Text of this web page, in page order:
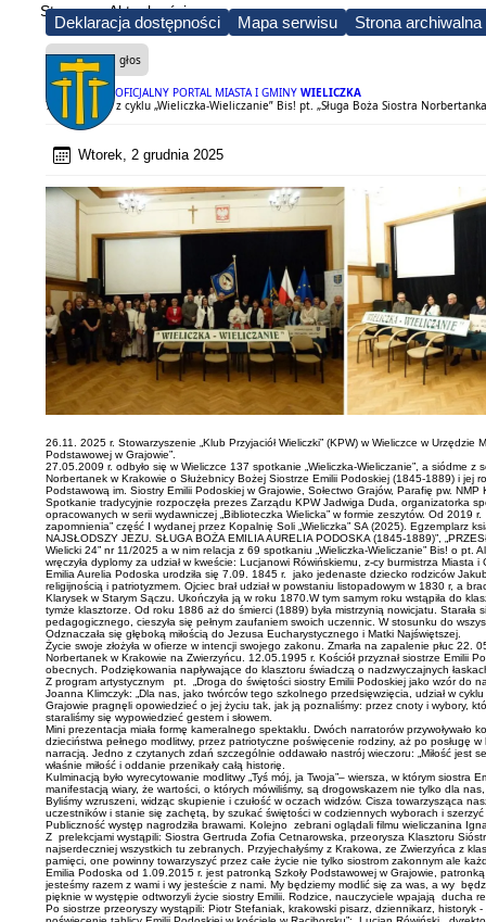
Deklaracja dostępności Mapa serwisu Strona archiwalna
OFICJALNY PORTAL MIASTA I GMINY WIELICZKA
Strona Aktualności
Czytaj na głos
70 spotkanie z cyklu „Wieliczka-Wieliczanie” Bis! pt. „Sługa Boża Siostra
Wtorek, 2 grudnia 2025
26.11. 2025 r. Stowarzyszenie „Klub Przyjaciół Wieliczki” (KPW) w Wieliczce w
Podstawowej w Grajowie”.
27.05.2009 r. odbyło się w Wieliczce 137 spotkanie „Wieliczka-Wieliczanie”, a siódme
Norbertanek w Krakowie o Służebnicy Bożej Siostrze Emilii Podoskiej (1845-1889) i jej
Podstawową im. Siostry Emilii Podoskiej w Grajowie, Sołectwo Grajów, Parafię pw.
Spotkanie tradycyjnie rozpoczęła prezes Zarządu KPW Jadwiga Duda, organizatorka
opracowanych w serii wydawniczej „Biblioteczka Wielicka” w formie zeszytów. Od
zapomnienia” część I wydanej przez Kopalnię Soli „Wieliczka” SA (2025). Egzemplarz
NAJSŁODSZY JEZU. SŁUGA BOŻA EMILIA AURELIA PODOSKA (1845-1889)”,
Wielicki 24” nr 11/2025 a w nim relacja z 69 spotkaniu „Wieliczka-Wieliczanie” Bis! o
wręczyła dyplomy za udział w kweście: Lucjanowi Rówińskiemu, z-cy burmistrza
Emilia Aurelia Podoska urodziła się 7.09. 1845 r. jako jedenaste dziecko rodziców
religijnością i patriotyzmem. Ojciec brał udział w powstaniu listopadowym w 1830 r, a
Klarysek w Starym Sączu. Ukończyła ją w roku 1870.W tym samym roku wstąpiła do
tymże klasztorze. Od roku 1886 aż do śmierci (1889) była mistrzynią nowicjatu.
pedagogicznego, cieszyła się pełnym zaufaniem swoich uczennic. W stosunku do
Odznaczała się głęboką miłością do Jezusa Eucharystycznego i Matki Najświętszej.
Życie swoje złożyła w ofierze w intencji swojego zakonu. Zmarła na zapalenie płuc
Norbertanek w Krakowie na Zwierzyńcu. 12.05.1995 r. Kościół przyznał siostrze Emilii
obecnych. Podziękowania napływające do klasztoru świadczą o nadzwyczajnych
Z program artystycznym pt. „Droga do świętości siostry Emilii Podoskiej jako wzór do
Joanna Klimczyk: „Dla nas, jako twórców tego szkolnego przedsięwzięcia, udział w
Grajowie pragnęli opowiedzieć o jej życiu tak, jak ją poznaliśmy: przez cnoty i wybory,
staraliśmy się wypowiedzieć gestem i słowem.
Mini prezentacja miała formę kameralnego spektaklu. Dwóch narratorów
dzieciństwa pełnego modlitwy, przez patriotyczne poświęcenie rodziny, aż po posługę
narracją. Jedno z czytanych zdań szczególnie oddawało nastrój wieczoru: „Miłość jest
właśnie miłość i oddanie przenikały całą historię.
Kulminacją było wyrecytowanie modlitwy „Tyś mój, ja Twoja”– wiersza, w którym
manifestacją wiary, że wartości, o których mówiliśmy, są drogowskazem nie tylko dla
Byliśmy wzruszeni, widząc skupienie i czułość w oczach widzów. Cisza towarzysząca
uczestników i stanie się zachętą, by szukać świętości w codziennych wyborach i szerzyć
Publiczność występ nagrodziła brawami. Kolejno zebrani oglądali filmu wieliczanina
Z prelekcjami wystąpili: Siostra Gertruda Zofia Cetnarowska, przeorysza Klasztoru
najserdeczniej wszystkich tu zebranych. Przyjechałyśmy z Krakowa, ze Zwierzyńca z
pamięci, one powinny towarzyszyć przez całe życie nie tylko siostrom zakonnym ale
Emilia Podoska od 1.09.2015 r. jest patronką Szkoły Podstawowej w Grajowie,
jesteśmy razem z wami i wy jesteście z nami. My będziemy modlić się za was, a wy
pięknie w występie odtworzyli życie siostry Emilii. Rodzice, nauczyciele wpajają ducha
Po siostrze przeoryszy wystąpili: Piotr Stefaniak, krakowski pisarz, dziennikarz, historyk